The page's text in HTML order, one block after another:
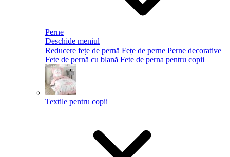
Perne
Deschide meniul
Reducere fețe de pernă Fețe de perne Perne decorative
Fete de pernă cu blană Fete de perna pentru copii
Textile pentru copii